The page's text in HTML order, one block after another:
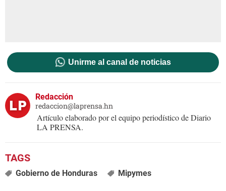
Unirme al canal de noticias
Redacción
redaccion@laprensa.hn
Artículo elaborado por el equipo periodístico de Diario
LA PRENSA.
Gobierno de Honduras Mipymes